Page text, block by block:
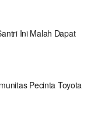
Ini Malah Dapat
Pecinta Toyota